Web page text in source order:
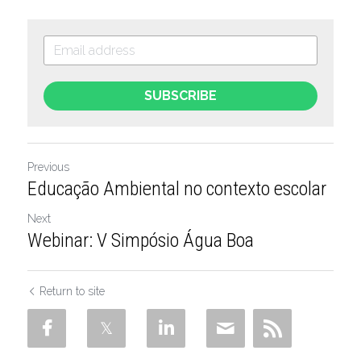
SUBSCRIBE
Previous
Educação Ambiental no contexto escolar
Next
Webinar: V Simpósio Água Boa
Return to site